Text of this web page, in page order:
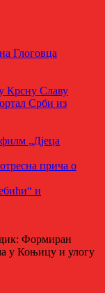
Глоговца
Крсну Славу
Срби из
„Дјеца
прича о
и
Формиран
у Коњицу и улогу